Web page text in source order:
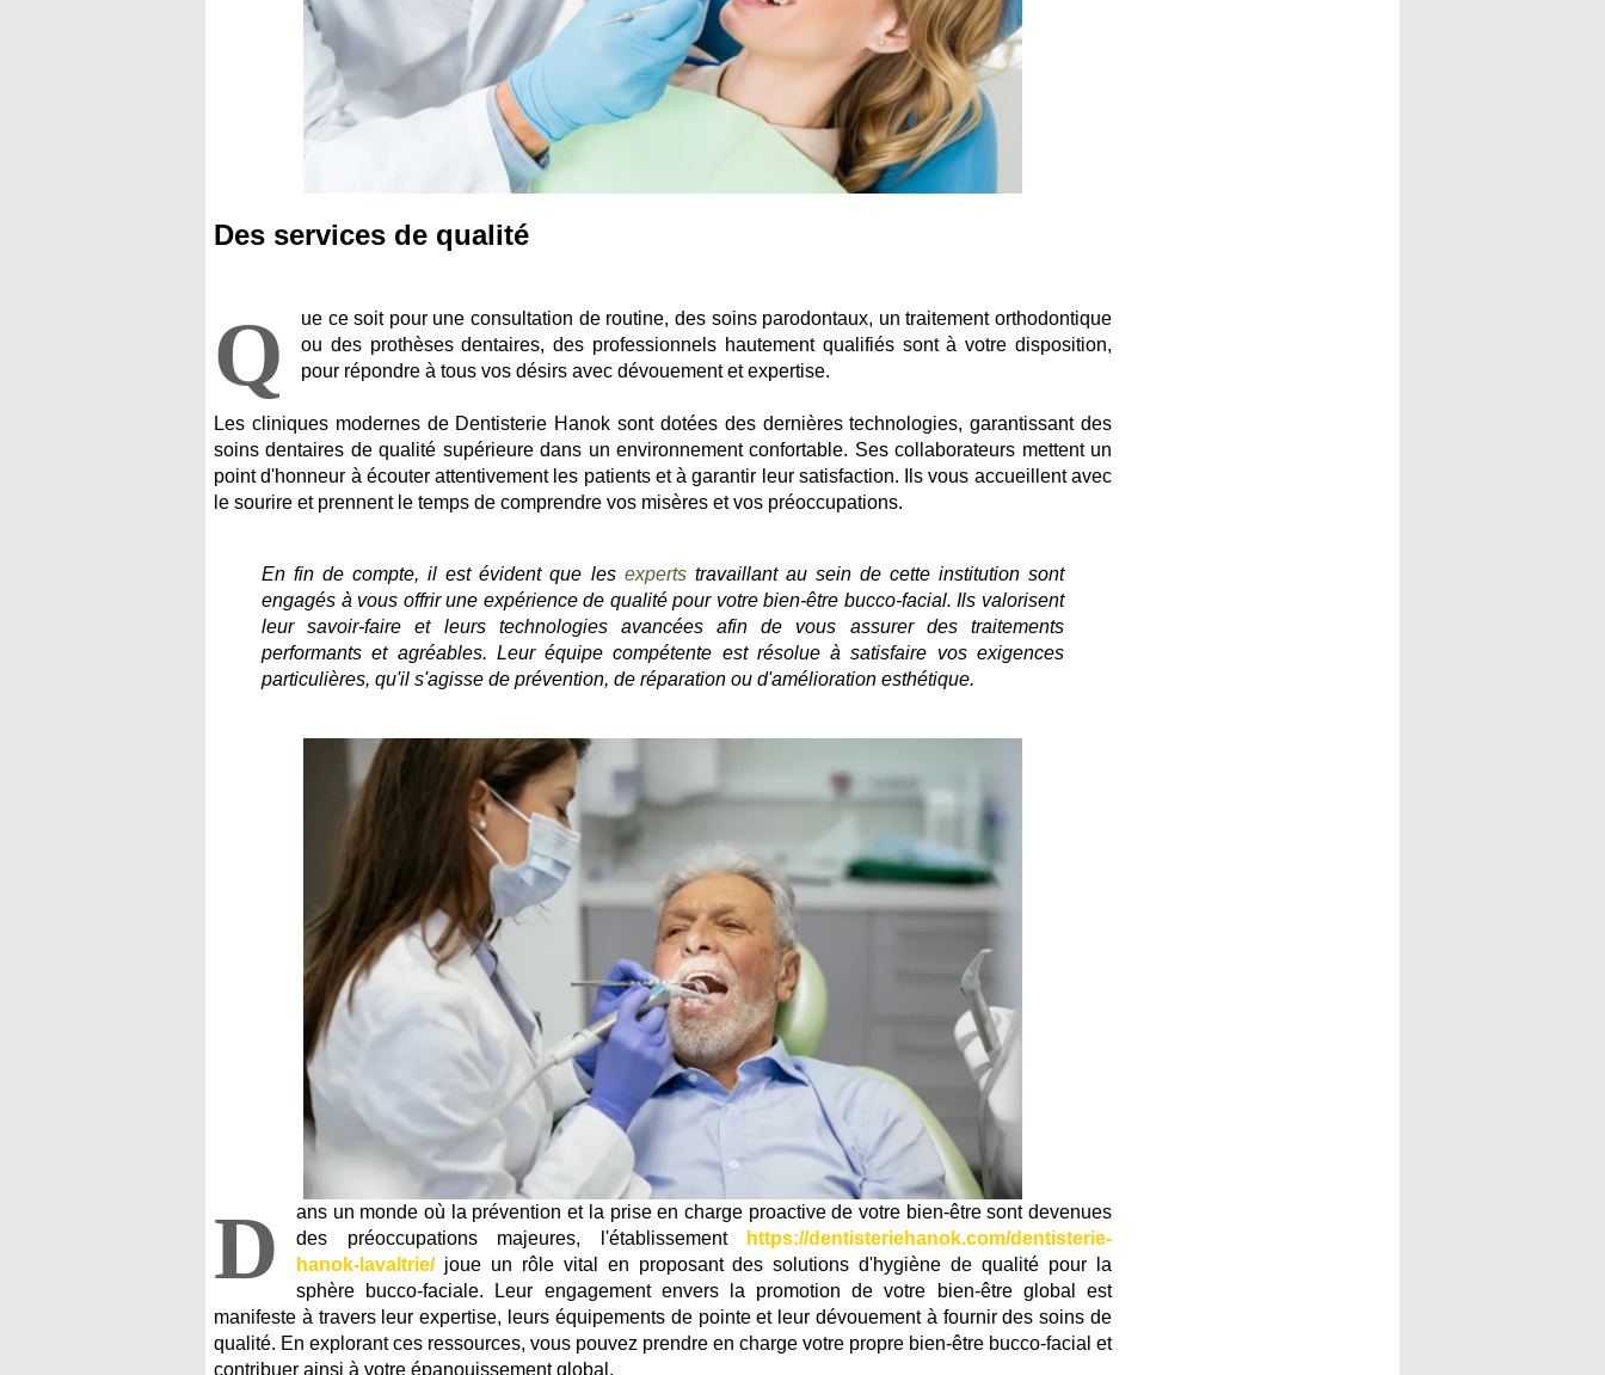
Des services de qualité
Q
ue ce soit pour une consultation de routine, des soins parodontaux, un traitement orthodontique
ou des prothèses dentaires, des professionnels hautement qualifiés sont à votre disposition,
pour répondre à tous vos désirs avec dévouement et expertise.
Les cliniques modernes de Dentisterie Hanok sont dotées des dernières technologies, garantissant des
soins dentaires de qualité supérieure dans un environnement confortable. Ses collaborateurs mettent un
point d'honneur à écouter attentivement les patients et à garantir leur satisfaction. Ils vous accueillent avec
le sourire et prennent le temps de comprendre vos misères et vos préoccupations.
En fin de compte, il est évident que les expertstravaillant au sein de cette institution sont
engagés à vous offrir une expérience de qualité pour votre bien-être bucco-facial. Ils valorisent
leur savoir-faire et leurs technologies avancées afin de vous assurer des traitements
performants et agréables. Leur équipe compétente est résolue à satisfaire vos exigences
particulières, qu'il s'agisse de prévention, de réparation ou d'amélioration esthétique.
D
ans un monde où la prévention et la prise en charge proactive de votre bien-être sont devenues
des préoccupations majeures, l'établissement
https://dentisteriehanok.com/dentisterie-
hanok-lavaltrie/joue un rôle vital en proposant des solutions d'hygiène de qualité pour la
sphère bucco-faciale. Leur engagement envers la promotion de votre bien-être global est
manifeste à travers leur expertise, leurs équipements de pointe et leur dévouement à fournir des soins de
qualité. En explorant ces ressources, vous pouvez prendre en charge votre propre bien-être bucco-facial et
contribuer ainsi à votre épanouissement global.